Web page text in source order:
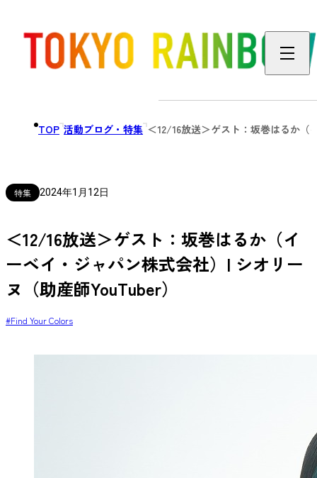
TOP 活動ブログ・特集 ＜12/16放送＞ゲスト：坂巻はるか
特集 2024年1月12日
＜12/16放送＞ゲスト：坂巻はるか（イ
ーベイ・ジャパン株式会社）| シオリー
ヌ（助産師YouTuber）
#Find Your Colors